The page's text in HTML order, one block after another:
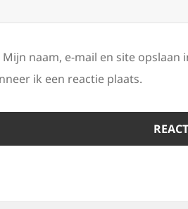
Mijn naam, e-mail en site
ik een reactie plaats.